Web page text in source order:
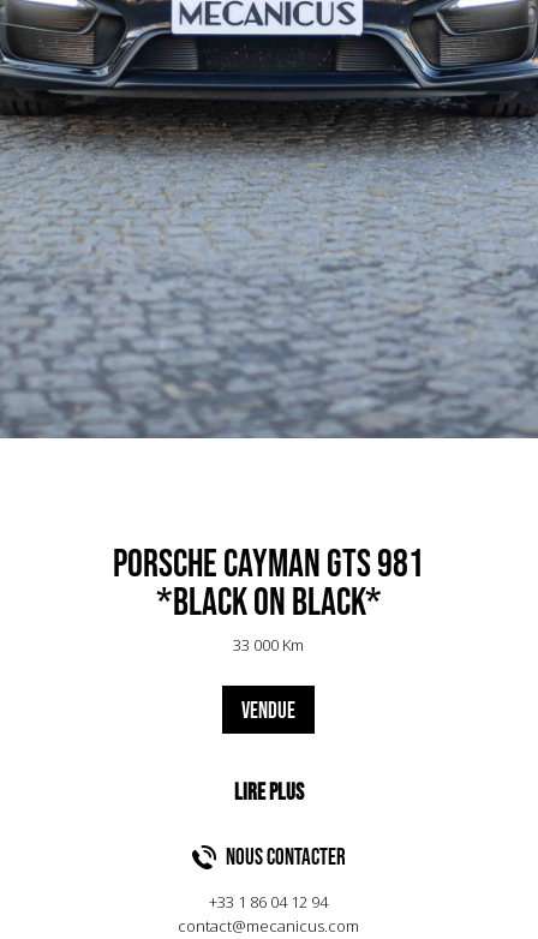
Porsche Cayman GTS 981
*Black on Black*
33 000 Km
VENDUE
NOUS CONTACTER
+33 1 86 04 12 94
contact@mecanicus.com